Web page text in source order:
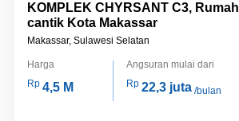
KOMPLEK CHYRSANT C3, Rumah
cantik Kota Makassar
Makassar, Sulawesi Selatan
Harga
Rp 4,5 M
Angsuran mulai dari
Rp 22,3 juta/bulan